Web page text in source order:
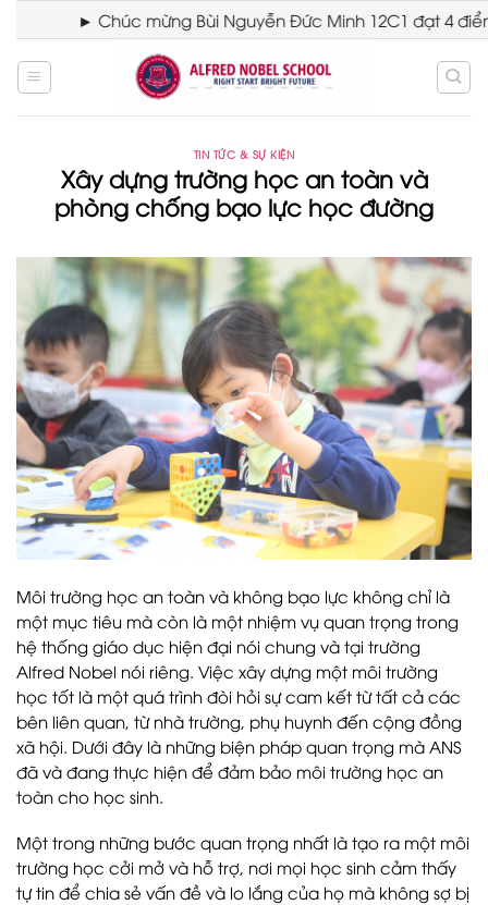
content
► Chúc mừng Bùi Nguyễn Đức Minh 12C1 đạt 4
TIN TỨC & SỰ KIỆN
Xây dựng trường học an toàn và
phòng chống bạo lực học đường
Môi trường học an toàn và không bạo lực không chỉ là
một mục tiêu mà còn là một nhiệm vụ quan trọng trong
hệ thống giáo dục hiện đại nói chung và tại trường
Alfred Nobel nói riêng. Việc xây dựng một môi trường
học tốt là một quá trình đòi hỏi sự cam kết từ tất cả các
bên liên quan, từ nhà trường, phụ huynh đến cộng đồng
xã hội. Dưới đây là những biện pháp quan trọng mà ANS
đã và đang thực hiện để đảm bảo môi trường học an
toàn cho học sinh.
Một trong những bước quan trọng nhất là tạo ra một môi
trường học cởi mở và hỗ trợ, nơi mọi học sinh cảm thấy
tự tin để chia sẻ vấn đề và lo lắng của họ mà không sợ bị